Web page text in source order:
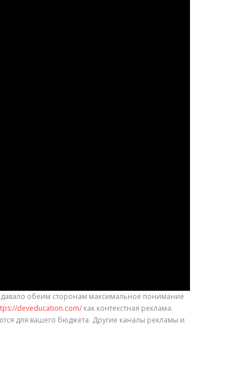
обеим сторонам максимальное понимание
deveducation.com/ как контекстная реклама.
для вашего бюджета. Другие каналы рекламы и